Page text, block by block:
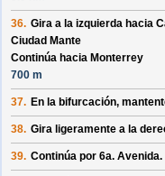
36. Gira a la izquierda hacia
Ciudad Mante
Continúa hacia Monterrey
700 m
37. En la bifurcación,
38. Gira ligeramente a la
39. Continúa por 6a. Avenida.